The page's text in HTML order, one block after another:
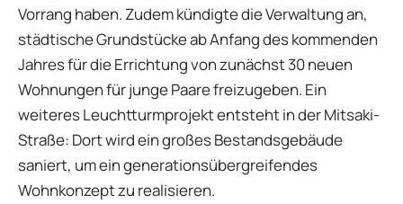
Vorrang haben. Zudem kündigte die Verwaltung an,
städtische Grundstücke ab Anfang des kommenden
Jahres für die Errichtung von zunächst 30 neuen
Wohnungen für junge Paare freizugeben. Ein
weiteres Leuchtturmprojekt entsteht in der Mitsaki-
Straße: Dort wird ein großes Bestandsgebäude
saniert, um ein generationsübergreifendes
Wohnkonzept zu realisieren.